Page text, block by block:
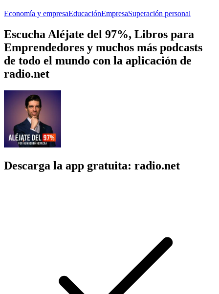
Economía y empresaEducaciónEmpresaSuperación personal
Escucha Aléjate del 97%, Libros para
Emprendedores y muchos más podcasts
de todo el mundo con la aplicación de
radio.net
Descarga la app gratuita: radio.net